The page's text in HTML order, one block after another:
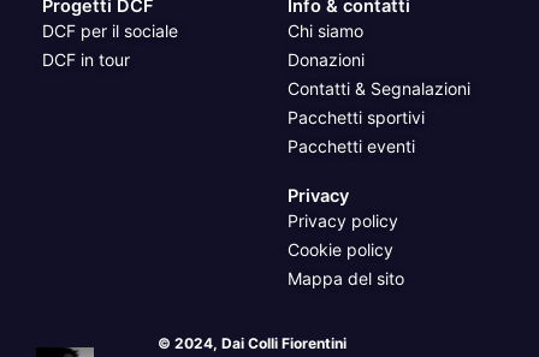
Progetti DCF
DCF per il sociale
DCF in tour
Info & contatti
Chi siamo
Donazioni
Contatti & Segnalazioni
Pacchetti sportivi
Pacchetti eventi
Privacy
Privacy policy
Cookie policy
Mappa del sito
© 2024, Dai Colli Fiorentini